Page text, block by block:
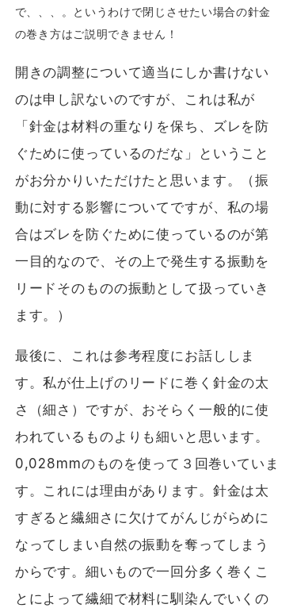
で、、、。というわけで閉じさせたい場合の針金
の巻き方はご説明できません！
開きの調整について適当にしか書けない
のは申し訳ないのですが、これは私が
「針金は材料の重なりを保ち、ズレを防
ぐために使っているのだな」ということ
がお分かりいただけたと思います。（振
動に対する影響についてですが、私の場
合はズレを防ぐために使っているのが第
一目的なので、その上で発生する振動を
リードそのものの振動として扱っていき
ます。）
最後に、これは参考程度にお話ししま
す。私が仕上げのリードに巻く針金の太
さ（細さ）ですが、おそらく一般的に使
われているものよりも細いと思います。
0,028mmのものを使って３回巻いていま
す。これには理由があります。針金は太
すぎると繊細さに欠けてがんじがらめに
なってしまい自然の振動を奪ってしまう
からです。細いもので一回分多く巻くこ
とによって繊細で材料に馴染んでいくの